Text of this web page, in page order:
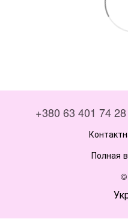
+380 63 401 74 28
Полная
©